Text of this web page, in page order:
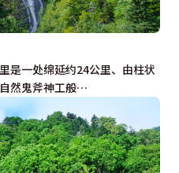
是一处绵延约24公里、由柱状
然鬼斧神工般…